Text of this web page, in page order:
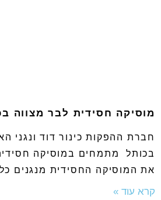
מוסיקה חסידית לבר מצווה
חברת ההפקות כינור דוד ונגני
בכותל מתמחים במוסיקה חסידית
את המוסיקה החסידית מנגנים
קרא עוד »